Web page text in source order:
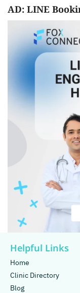
AD: LINE
Helpful Links
Home
Clinic Directory
Blog